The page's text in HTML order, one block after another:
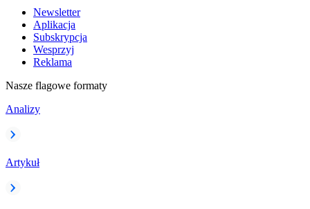
Newsletter
Aplikacja
Subskrypcja
Wesprzyj
Reklama
Nasze flagowe formaty
Analizy
Artykuł